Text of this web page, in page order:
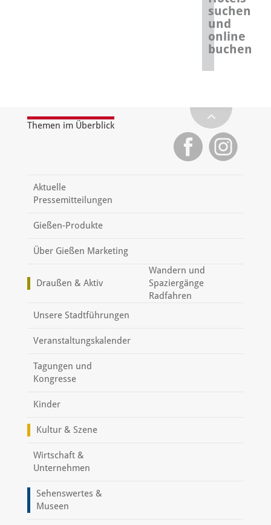
suchen
und
online
buchen
Themen im Überblick
Aktuelle
Pressemitteilungen
Gießen-Produkte
Über Gießen Marketing
Draußen & Aktiv
Wandern und
Spaziergänge
Radfahren
Unsere Stadtführungen
Veranstaltungskalender
Tagungen und
Kongresse
Kinder
Kultur & Szene
Wirtschaft &
Unternehmen
Sehenswertes &
Museen